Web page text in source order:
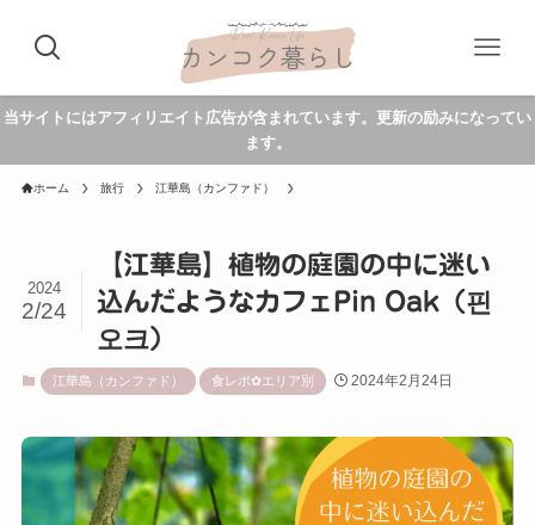
当サイトにはアフィリエイト広告が含まれています。更新の励みになってい
ます。
ホーム 旅行 江華島（カンファド）
【江華島】植物の庭園の中に迷い
込んだようなカフェPin Oak（핀
오크）
2024
2/24
江華島（カンファド） 食レポ✿エリア別 2024年2月24日